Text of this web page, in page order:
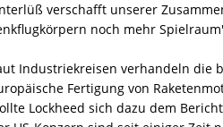
verschafft unserer
noch mehr
Industriekreisen verhandeln die
Fertigung von
Lockheed sich dazu dem